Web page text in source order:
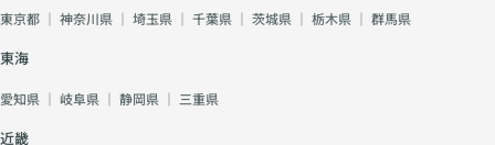
東京都 ｜ 神奈川県 ｜ 埼玉県 ｜ 千葉県 ｜ 茨城県 ｜ 栃木県 ｜ 群馬県
東海
愛知県 ｜ 岐阜県 ｜ 静岡県 ｜ 三重県
近畿